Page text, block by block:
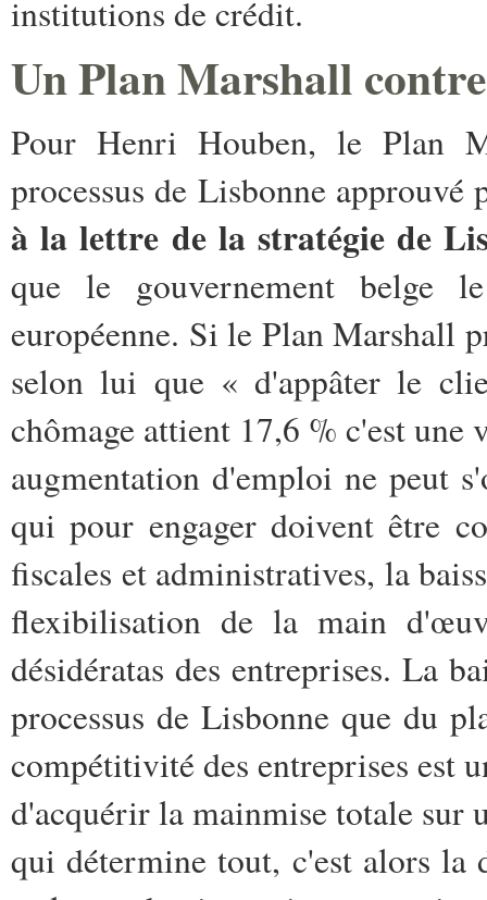
institutions de crédit.
Un Plan Marshall
Pour Henri Houben, le Plan
processus de Lisbonne approuvé
à la lettre de la stratégie de
que le gouvernement belge
européenne. Si le Plan Marshall
selon lui que « d'appâter le
chômage attient 17,6 % c'est
augmentation d'emploi ne peut
qui pour engager doivent être
fiscales et administratives, la
flexibilisation de la main
désidératas des entreprises. La
processus de Lisbonne que du
compétitivité des entreprises est
d'acquérir la mainmise totale sur
qui détermine tout, c'est alors la